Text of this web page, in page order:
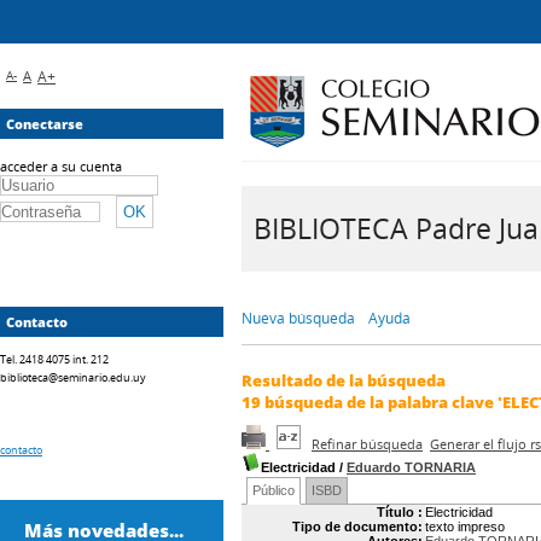
BIBLIOTECA Padre
Nueva búsqueda Ayuda
Resultado de la búsqueda
19búsqueda de la palabra clave
Refinar búsqueda Generar el flujo
Electricidad / Eduardo TORNARIA
Público
ISBD
Título : Electricidad
Tipo de documento: texto impreso
A- A A+
Conectarse
acceder a su cuenta
Contacto
Tel. 2418 4075 int. 212
biblioteca@seminario.edu.uy
contacto
Más novedades...